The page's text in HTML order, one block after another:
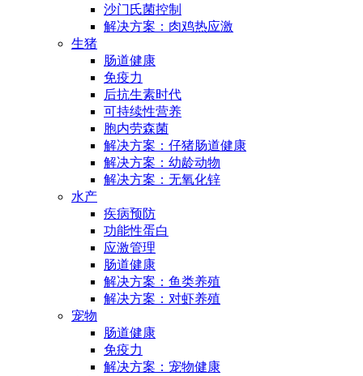
沙门氏菌控制
解决方案：肉鸡热应激
生猪
肠道健康
免疫力
后抗生素时代
可持续性营养
胞内劳森菌
解决方案：仔猪肠道健康
解决方案：幼龄动物
解决方案：无氧化锌
水产
疾病预防
功能性蛋白
应激管理
肠道健康
解决方案：鱼类养殖
解决方案：对虾养殖
宠物
肠道健康
免疫力
解决方案：宠物健康